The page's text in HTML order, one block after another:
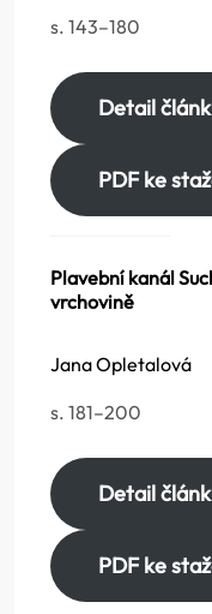
s. 143–180
Detail
PDF ke
Plavební kanál
vrchovině
Jana Opletalová
s. 181–200
Detail
PDF ke